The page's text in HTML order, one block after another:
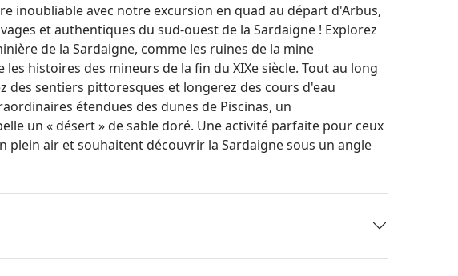
inoubliable avec notre excursion en quad au départ d'Arbus,
et authentiques du sud-ouest de la Sardaigne ! Explorez
de la Sardaigne, comme les ruines de la mine
histoires des mineurs de la fin du XIXe siècle. Tout au long
des sentiers pittoresques et longerez des cours d'eau
étendues des dunes de Piscinas, un
un « désert » de sable doré. Une activité parfaite pour ceux
plein air et souhaitent découvrir la Sardaigne sous un angle